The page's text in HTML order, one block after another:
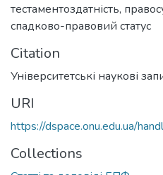
тестаментоздатність,
спадково-правовий статус
Citation
Університетські наукові
URI
https://dspace.onu.edu.ua/
Collections